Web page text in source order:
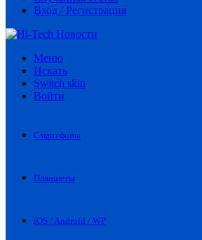
Вход / Регистрация
Меню
Искать
Switch skin
Войти
Смартфоны
Планшеты
iOS / Android / WP